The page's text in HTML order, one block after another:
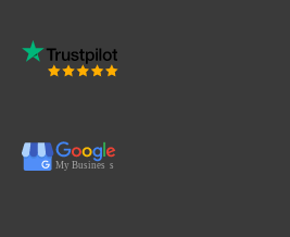
My Busines s